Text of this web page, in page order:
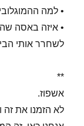
• למה
• איזה באסה
לשחרר אותי
**
אשפוז.
לא הזמנו את זה